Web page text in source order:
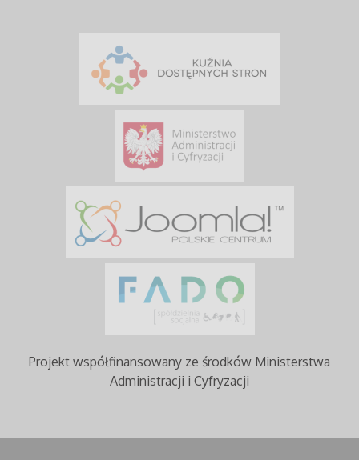
Projekt współfinansowany ze środków Ministerstwa
Administracji i Cyfryzacji